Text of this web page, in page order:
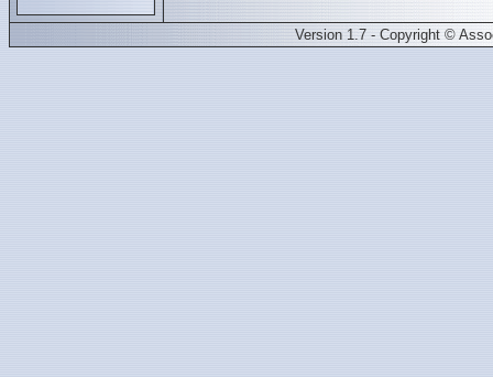
Version 1.7 - Copyright ©